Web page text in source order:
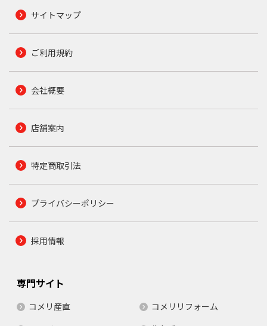
サイトマップ
ご利用規約
会社概要
店舗案内
特定商取引法
プライバシーポリシー
採用情報
専門サイト
コメリ産直
コメリリフォーム